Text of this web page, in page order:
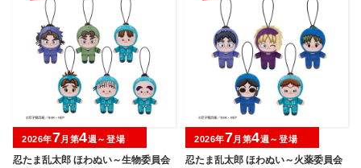
忍たま乱太郎 ほわぬい～生物委員会
2026年7月第4週～登場
忍たま乱太郎 ほわぬい～火薬委員会
2026年7月第4週～登場